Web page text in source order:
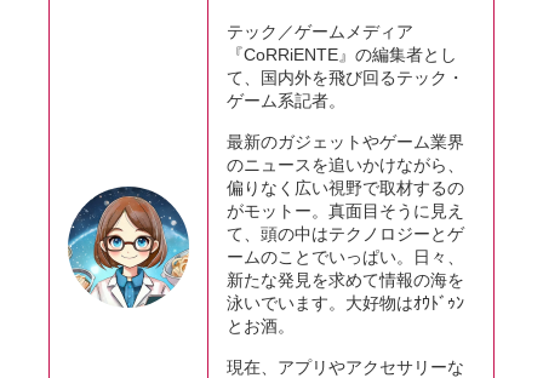
テック／ゲームメディア
『CoRRiENTE』の編集者とし
て、国内外を飛び回るテック・
ゲーム系記者。
最新のガジェットやゲーム業界
のニュースを追いかけながら、
偏りなく広い視野で取材するの
がモットー。真面目そうに見え
て、頭の中はテクノロジーとゲ
ームのことでいっぱい。日々、
新たな発見を求めて情報の海を
泳いでいます。大好物はｵｳﾄﾞｩﾝ
とお酒。
現在、アプリやアクセサリーな